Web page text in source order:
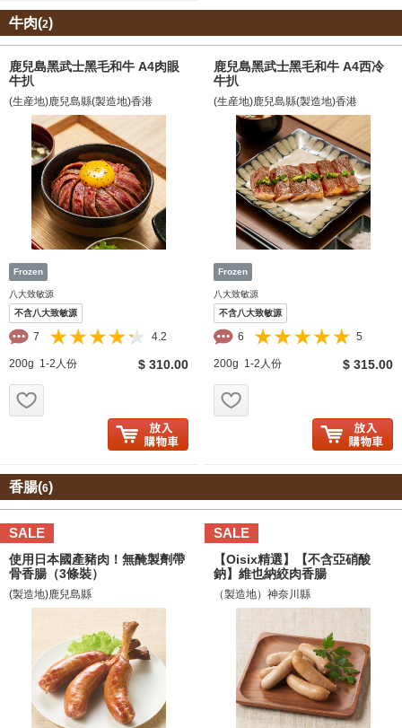
牛肉(2)
鹿兒島黑武士黑毛和牛 A4肉眼
牛扒
(生産地)鹿兒島縣(製造地)香港
八大致敏源
不含八大致敏源
7 4.2
200g 1-2人份 $ 310.00
鹿兒島黑武士黑毛和牛 A4西冷
牛扒
(生産地)鹿兒島縣(製造地)香港
八大致敏源
不含八大致敏源
6 5
200g 1-2人份 $ 315.00
香腸(6)
SALE
使用日本國產豬肉！無醃製劑帶
骨香腸（3條裝）
(製造地)鹿兒島縣
SALE
【Oisix精選】【不含亞硝酸
鈉】維也納絞肉香腸
（製造地）神奈川縣